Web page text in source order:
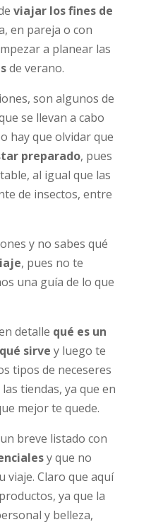
viajar los fines de
en pareja o con
a planear las
de verano.
son algunos de
se llevan a cabo
hay que olvidar que
preparado, pues
al igual que las
de insectos, entre
y no sabes qué
, pues no te
una guía de lo que
detalle qué es un
sirve y luego te
tipos de neceseres
tiendas, ya que en
mejor te quede.
breve listado con
y que no
viaje. Claro que aquí
ya que la
y belleza,